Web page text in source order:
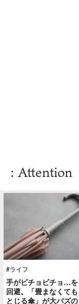
: Attention
#ライフ
手がビチョビチョ…を
回避。「畳まなくても
とじる傘」が大バズの